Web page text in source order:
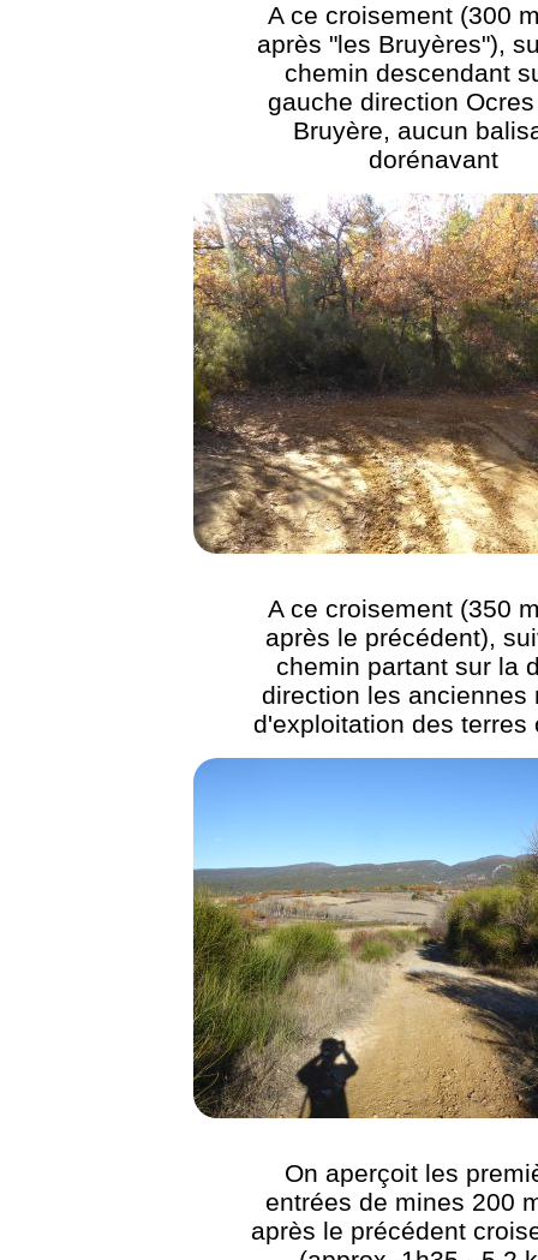
A ce croisement (300
après "les Bruyères"),
chemin descendant
gauche direction
Bruyère, aucun
dorénavant
A ce croisement (350
après le précédent),
chemin partant sur la
direction les anciennes
d'exploitation des terres
On aperçoit les
entrées de mines 200
après le précédent